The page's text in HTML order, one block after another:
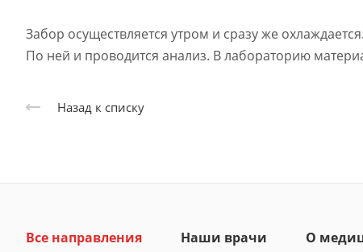
Забор осуществляется утром и сразу же
По ней и проводится анализ. В лабораторию
Назад к списку
Все направления Наши врачи О